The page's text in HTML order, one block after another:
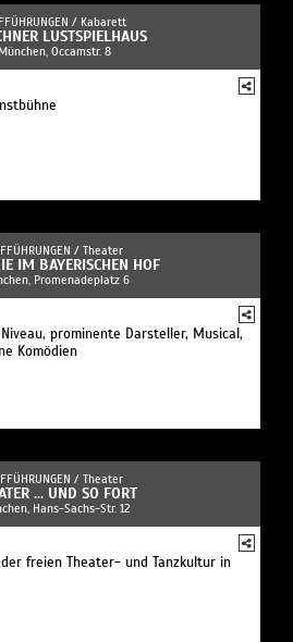
/ Kabarett
LUSTSPIELHAUS
München, Occamstr. 8
/ Theater
IM BAYERISCHEN HOF
Promenadeplatz 6
prominente Darsteller, Musical,
Komödien
/ Theater
... UND SO FORT
Hans-Sachs-Str. 12
freien Theater- und Tanzkultur in